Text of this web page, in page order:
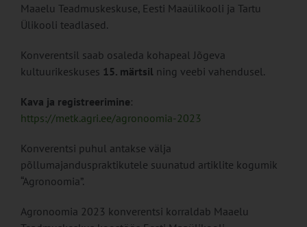
Maaelu Teadmuskeskuse, Eesti Maaülikooli ja Tartu
Ülikooli teadlased.
Konverentsil saab osaleda kohapeal Jõgeva
kultuurikeskuses 15. märtsil ning veebi vahendusel.
Kava ja registreerimine:
https://metk.agri.ee/agronoomia-2023
Konverentsi puhul antakse välja
põllumajanduspraktikutele suunatud artiklite kogumik
“Agronoomia”.
Agronoomia 2023 konverentsi korraldab Maaelu